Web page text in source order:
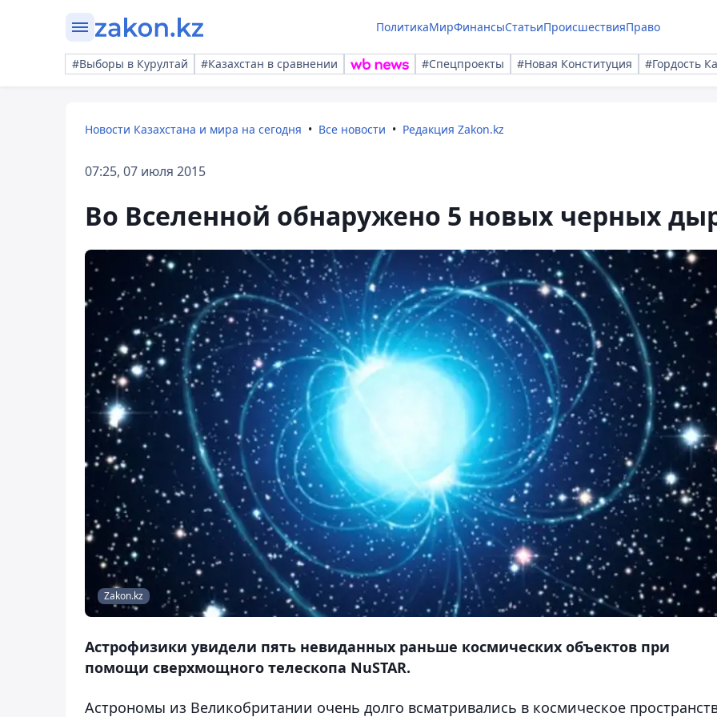
ПолитикаМирФинансыСтатьиПроисшествияПраво
#Выборы в Курултай #Казахстан в сравнении #Спецпроекты #Новая Конституция #Гордость
Новости Казахстана и мира на сегодня Все новости Редакция Zakon.kz
07:25, 07 июля 2015
Во Вселенной обнаружено 5 новых черных
Zakon.kz
Астрофизики увидели пять невиданных раньше космических объектов при
помощи сверхмощного телескопа NuSTAR.
Астрономы из Великобритании очень долго всматривались в космическое